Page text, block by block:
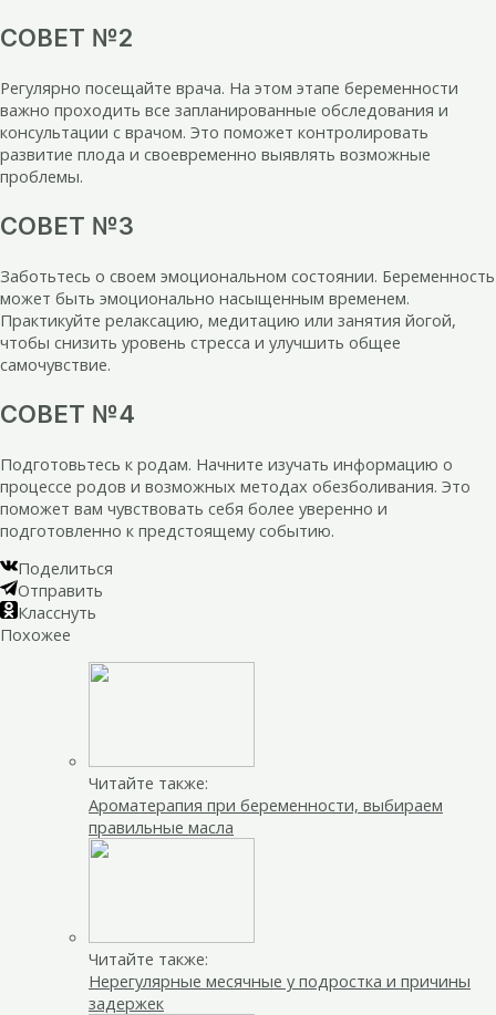
СОВЕТ №2
Регулярно посещайте врача. На этом этапе беременности
важно проходить все запланированные обследования и
консультации с врачом. Это поможет контролировать
развитие плода и своевременно выявлять возможные
проблемы.
СОВЕТ №3
Заботьтесь о своем эмоциональном состоянии. Беременность
может быть эмоционально насыщенным временем.
Практикуйте релаксацию, медитацию или занятия йогой,
чтобы снизить уровень стресса и улучшить общее
самочувствие.
СОВЕТ №4
Подготовьтесь к родам. Начните изучать информацию о
процессе родов и возможных методах обезболивания. Это
поможет вам чувствовать себя более уверенно и
подготовленно к предстоящему событию.
Поделиться
Отправить
Класснуть
Похожее
Читайте также:
Ароматерапия при беременности, выбираем
правильные масла
Читайте также:
Нерегулярные месячные у подростка и причины
задержек